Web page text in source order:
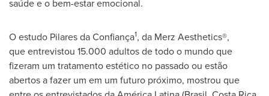
saúde e o bem-estar emocional.
O estudo Pilares da Confiança1, da Merz Aesthetics®,
que entrevistou 15.000 adultos de todo o mundo que
fizeram um tratamento estético no passado ou estão
abertos a fazer um em um futuro próximo, mostrou que